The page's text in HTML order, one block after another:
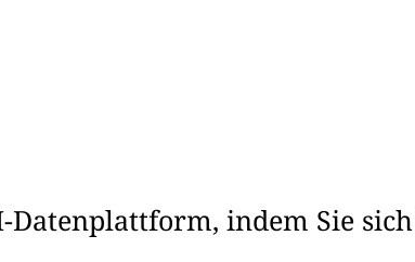
Datenplattform, indem Sie